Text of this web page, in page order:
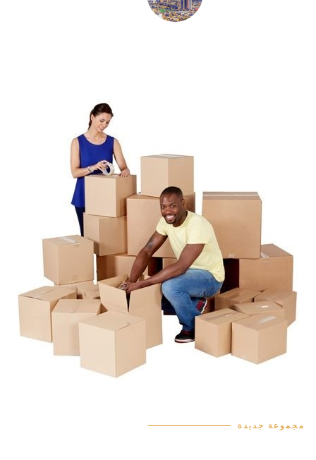
مجموعة جديدة